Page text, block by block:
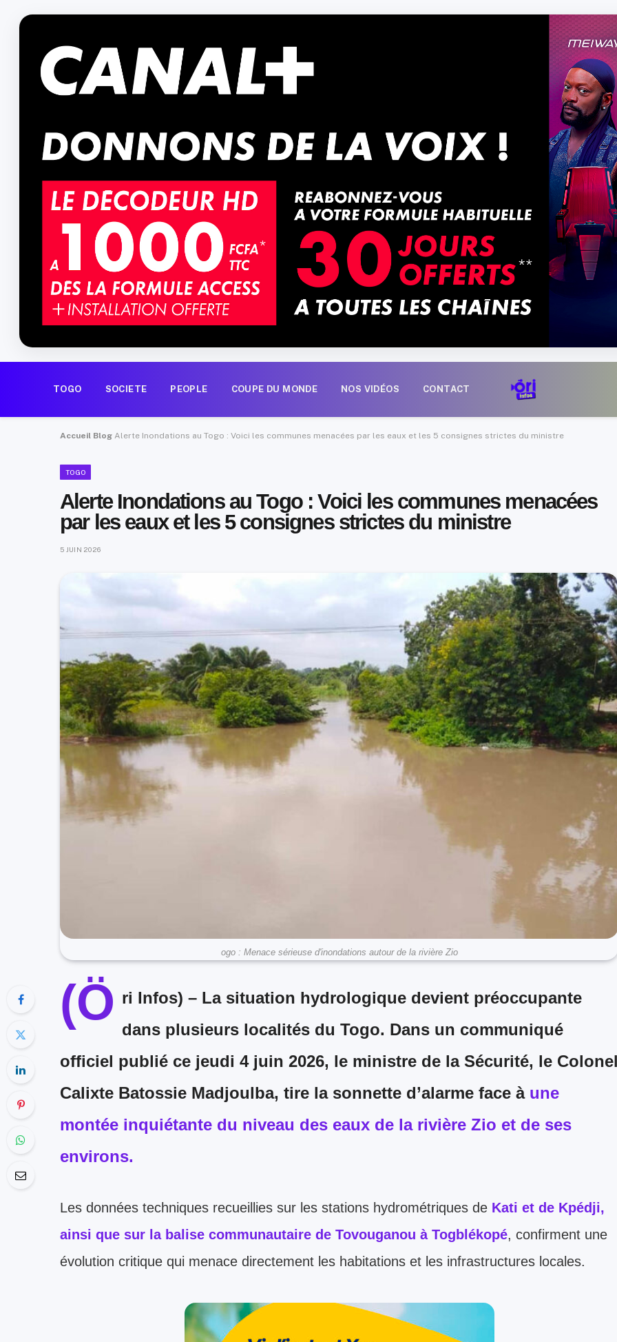
TOGO SOCIETE PEOPLE COUPE DU MONDE NOS VIDÉOS CONTACT
Accueil Blog Alerte Inondations au Togo : Voici les communes menacées par les eaux et les 5 consignes strictes du ministre
TOGO
Alerte Inondations au Togo : Voici les communes menacées
par les eaux et les 5 consignes strictes du ministre
5 JUIN 2026
ogo : Menace sérieuse d'inondations autour de la rivière Zio
(Ö ri Infos) – La situation hydrologique devient préoccupante
dans plusieurs localités du Togo. Dans un communiqué
officiel publié ce jeudi 4 juin 2026, le ministre de la Sécurité, le Colonel
Calixte Batossie Madjoulba, tire la sonnette d’alarme face à une
montée inquiétante du niveau des eaux de la rivière Zio et de ses
environs.
Les données techniques recueillies sur les stations hydrométriques de Kati et de Kpédji,
ainsi que sur la balise communautaire de Tovouganou à Togblékopé, confirment une
évolution critique qui menace directement les habitations et les infrastructures locales.